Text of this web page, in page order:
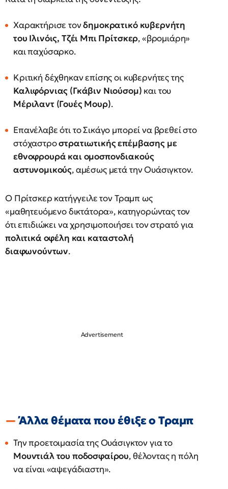
Χαρακτήρισε τονδημοκρατικό κυβερνήτη
του Ιλινόις, Τζέι Μπι Πρίτσκερ, «βρομιάρη»
και παχύσαρκο.
Κριτική δέχθηκαν επίσης οι κυβερνήτες της
Καλιφόρνιας (Γκάβιν Νιούσομ) και του
Μέριλαντ (Γουές Μουρ).
Επανέλαβε ότι το Σικάγο μπορεί να βρεθεί στο
στόχαστροστρατιωτικής επέμβασης με
εθνοφρουρά και ομοσπονδιακούς
αστυνομικούς, αμέσως μετά την Ουάσιγκτον.
Ο Πρίτσκερ κατήγγειλε τον Τραμπ ως
«μαθητευόμενο δικτάτορα», κατηγορώντας τον
ότι επιδιώκει να χρησιμοποιήσει τον στρατό για
πολιτικά οφέλη και καταστολή
διαφωνούντων.
Άλλα θέματα που έθιξε ο Τραμπ
Την προετοιμασία της Ουάσιγκτον για το
Μουντιάλ του ποδοσφαίρου, θέλοντας η πόλη
να είναι «αψεγάδιαστη».